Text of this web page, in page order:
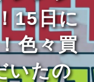
15日に
色々買
いたの